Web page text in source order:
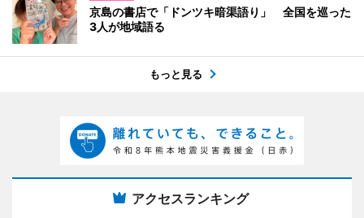
京島の書店で「ドンツキ暗渠語り」 全国を巡った
3人が地域語る
もっと見る
アクセスランキング